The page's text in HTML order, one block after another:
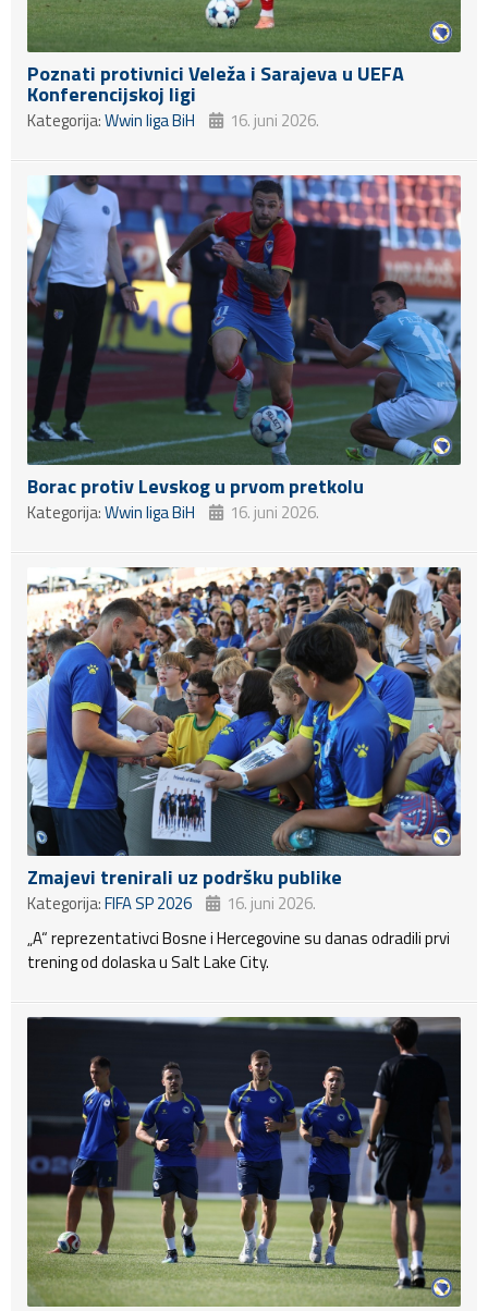
Poznati protivnici Veleža i Sarajeva u UEFA
Konferencijskoj ligi
Kategorija:Wwin liga BiH 16. juni 2026.
Borac protiv Levskog u prvom pretkolu
Kategorija:Wwin liga BiH 16. juni 2026.
Zmajevi trenirali uz podršku publike
Kategorija:FIFA SP 2026
16. juni 2026.
„A“ reprezentativci Bosne i Hercegovine su danas odradili prvi
trening od dolaska u Salt Lake City.